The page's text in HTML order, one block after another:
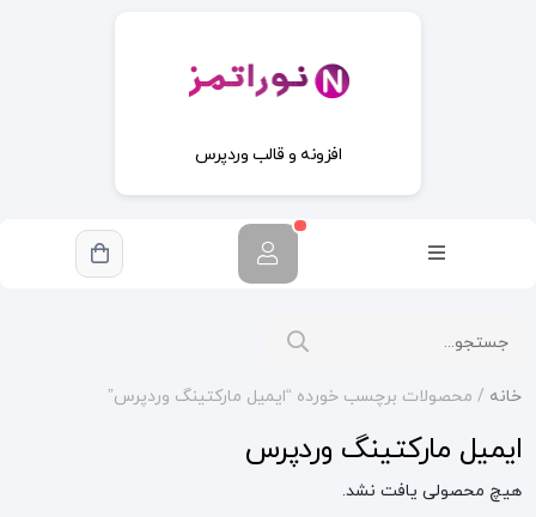
افزونه و قالب وردپرس
خانه / محصولات برچسب خورده “ایمیل مارکتینگ وردپرس”
ایمیل مارکتینگ وردپرس
هیچ محصولی یافت نشد.